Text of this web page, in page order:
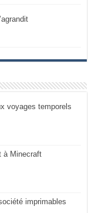
voyages temporels
à Minecraft
imprimables